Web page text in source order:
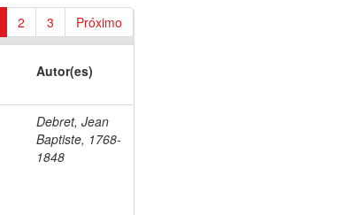
2 3 Próximo
Autor(es)
Debret, Jean
Baptiste, 1768-
1848